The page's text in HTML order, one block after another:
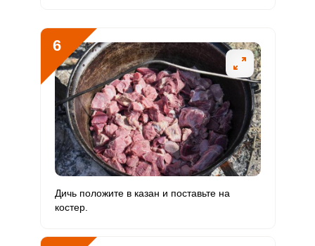
Ванадий 317.2 мкг 20 мкг 40.3 198.3
Молибден 144 мкг 70 мкг 5.2
6
Дичь положите в казан и поставьте на
костер.